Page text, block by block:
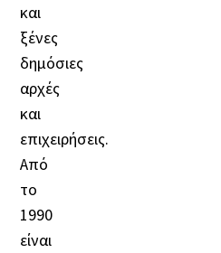
και
ξένες
δημόσιες
αρχές
και
επιχειρήσεις.
Από
το
1990
είναι